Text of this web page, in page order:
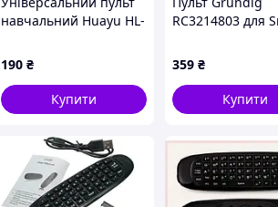
навчальний Huayu HL-
190 ₴
Купити
RC3214803 для
359 ₴
Купити